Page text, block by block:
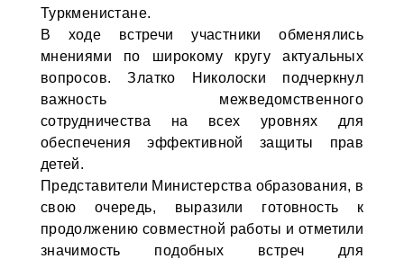
Туркменистане.
В ходе встречи участники обменялись
мнениями по широкому кругу актуальных
вопросов. Златко Николоски подчеркнул
важность межведомственного
сотрудничества на всех уровнях для
обеспечения эффективной защиты прав
детей.
Представители Министерства образования, в
свою очередь, выразили готовность к
продолжению совместной работы и отметили
значимость подобных встреч для